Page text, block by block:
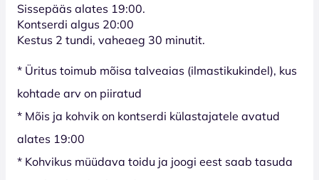
Sissepääs alates 19:00.
Kontserdi algus 20:00
Kestus 2 tundi, vaheaeg 30 minutit.
* Üritus toimub mõisa talveaias (ilmastikukindel), kus
kohtade arv on piiratud
* Mõis ja kohvik on kontserdi külastajatele avatud
alates 19:00
* Kohvikus müüdava toidu ja joogi eest saab tasuda